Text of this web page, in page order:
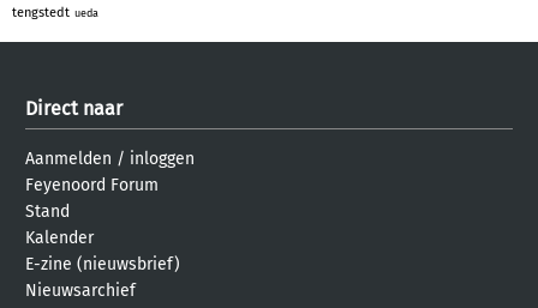
tengstedt ueda
Direct naar
Aanmelden / inloggen
Feyenoord Forum
Stand
Kalender
E-zine (nieuwsbrief)
Nieuwsarchief